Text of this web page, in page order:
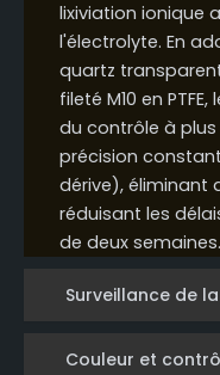
Surveillance de
Couleur et
lixiviation ionique
l'électrolyte. En
quartz
fileté M10 en
du contrôle à
précision
dérive), éliminant
réduisant les
de deux semaines.